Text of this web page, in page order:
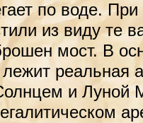
по воде.
из виду те
мост. В
реальная
и Луной